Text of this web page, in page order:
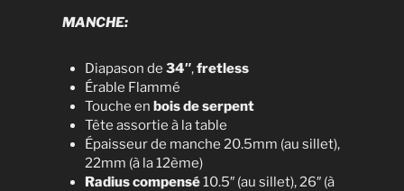
MANCHE:
Diapason de 34″,fretless
Érable Flammé
Touche en bois de serpent
Tête assortie à la table
Épaisseur de manche 20.5mm (au sillet),
22mm (à la 12ème)
Radius compensé10.5″ (au sillet), 26″ (à